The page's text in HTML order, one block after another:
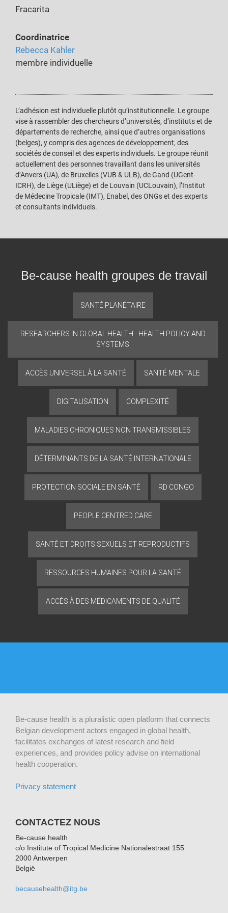
Fracarita
Coordinatrice
Rebecca Kahler
membre individuelle
L’adhésion est individuelle plutôt qu’institutionnelle. Le groupe
vise à rassembler des chercheurs d’universités, d’instituts et de
départements de recherche, ainsi que d’autres organisations
(belges), y compris des agences de développement, des
sociétés de conseil et des experts individuels. Le groupe réunit
actuellement des personnes travaillant dans les universités
d’Anvers (UA), de Bruxelles (VUB & ULB), de Gand (UGent-
ICRH), de Liège (ULiège) et de Louvain (UCLouvain), l’Institut
de Médecine Tropicale (IMT), Enabel, des ONGs et des experts
et consultants individuels.
Be-cause health groupes de travail
SANTÉ PLANÉTAIRE
RESEARCHERS IN GLOBAL HEALTH - HEALTH POLICY AND
SYSTEMS
ACCÈS UNIVERSEL À LA SANTÉ SANTÉ MENTALE
DIGITALISATION COMPLEXITÉ
MALADIES CHRONIQUES NON TRANSMISSIBLES
DÉTERMINANTS DE LA SANTÉ INTERNATIONALE
PROTECTION SOCIALE EN SANTÉ RD CONGO
PEOPLE CENTRED CARE
SANTÉ ET DROITS SEXUELS ET REPRODUCTIFS
RESSOURCES HUMAINES POUR LA SANTÉ
ACCÈS À DES MÉDICAMENTS DE QUALITÉ
Be-cause health is a pluralistic open platform that connects
Belgian development actors engaged in global health,
facilitates exchanges of latest research and field
experiences, and provides policy advise on international
health cooperation.
Privacy statement
CONTACTEZ NOUS
Be-cause health
c/o Institute of Tropical Medicine Nationalestraat 155
2000 Antwerpen
België
becausehealth@itg.be